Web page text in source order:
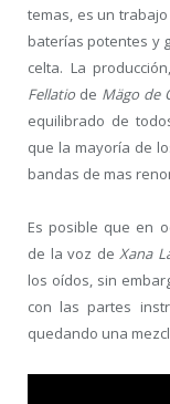
temas, es un
baterías potentes y
celta. La
Fellatio de Mägo de
equilibrado de
que la mayoría de
bandas de mas
Es posible que en
de la voz deXana
los oídos, sin
con las partes
quedando una